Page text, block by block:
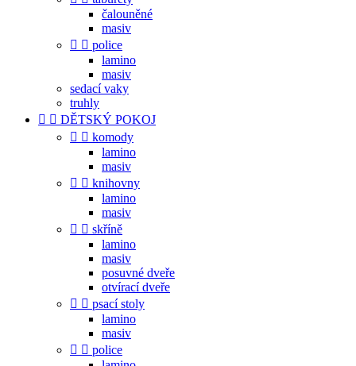
čalouněné
masiv
  police
lamino
masiv
sedací vaky
truhly
  DĚTSKÝ POKOJ
  komody
lamino
masiv
  knihovny
lamino
masiv
  skříně
lamino
masiv
posuvné dveře
otvírací dveře
  psací stoly
lamino
masiv
  police